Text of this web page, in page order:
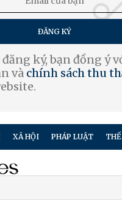
ĐĂNG KÝ
ký, bạn đồng ý
và chính sách thu
XÃ HỘI PHÁP LUẬT